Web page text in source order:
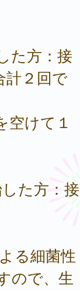
た方：接
計２回で
空けて１
た方：接
る細菌性
ので、生